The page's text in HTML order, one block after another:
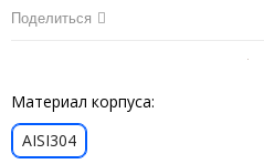
Поделиться
Материал корпуса:
AISI304